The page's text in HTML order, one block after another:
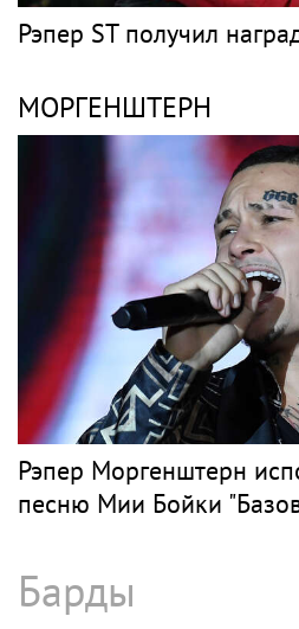
Рэпер ST получил
МОРГЕНШТЕРН
Рэпер Моргенштерн
песню Мии Бойки
Барды